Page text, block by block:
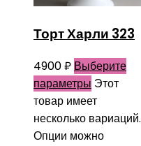
Торт Харли 323
4900₽ Выберите
параметры Этот
товар имеет
несколько вариаций.
Опции можно